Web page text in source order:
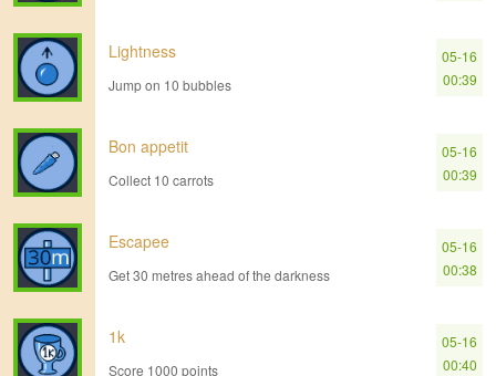
Lightness
Jump on 10 bubbles
05-16
00:39
Bon appetit
Collect 10 carrots
05-16
00:39
Escapee
Get 30 metres ahead of the darkness
05-16
00:38
1k
Score 1000 points
05-16
00:40